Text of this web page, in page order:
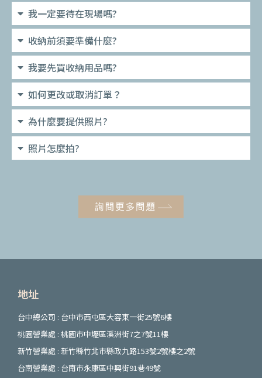
我一定要待在現場嗎?
收納前須要準備什麼?
我要先買收納用品嗎?
如何更改或取消訂單？
為什麼要提供照片?
照片怎麼拍?
地址
台中總公司 : 台中市西屯區大容東一街25號6樓
桃園營業處 : 桃園市中壢區溪洲街7之7號11樓
新竹營業處 : 新竹縣竹北市縣政九路153號2號樓之2號
台南營業處 : 台南市永康區中興街91巷49號